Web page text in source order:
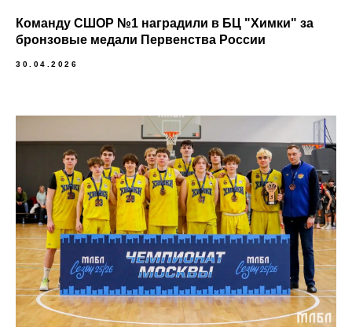
Команду СШОР №1 наградили в БЦ "Химки" за
бронзовые медали Первенства России
30.04.2026